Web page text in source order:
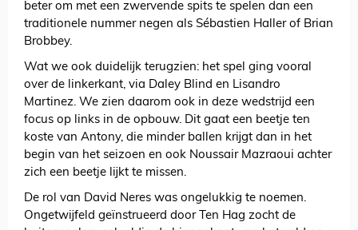
beter om met een zwervende spits te spelen dan een
traditionele nummer negen als Sébastien Haller of Brian
Brobbey.
Wat we ook duidelijk terugzien: het spel ging vooral
over de linkerkant, via Daley Blind en Lisandro
Martinez. We zien daarom ook in deze wedstrijd een
focus op links in de opbouw. Dit gaat een beetje ten
koste van Antony, die minder ballen krijgt dan in het
begin van het seizoen en ook Noussair Mazraoui achter
zich een beetje lijkt te missen.
De rol van David Neres was ongelukkig te noemen.
Ongetwijfeld geïnstrueerd door Ten Hag zocht de